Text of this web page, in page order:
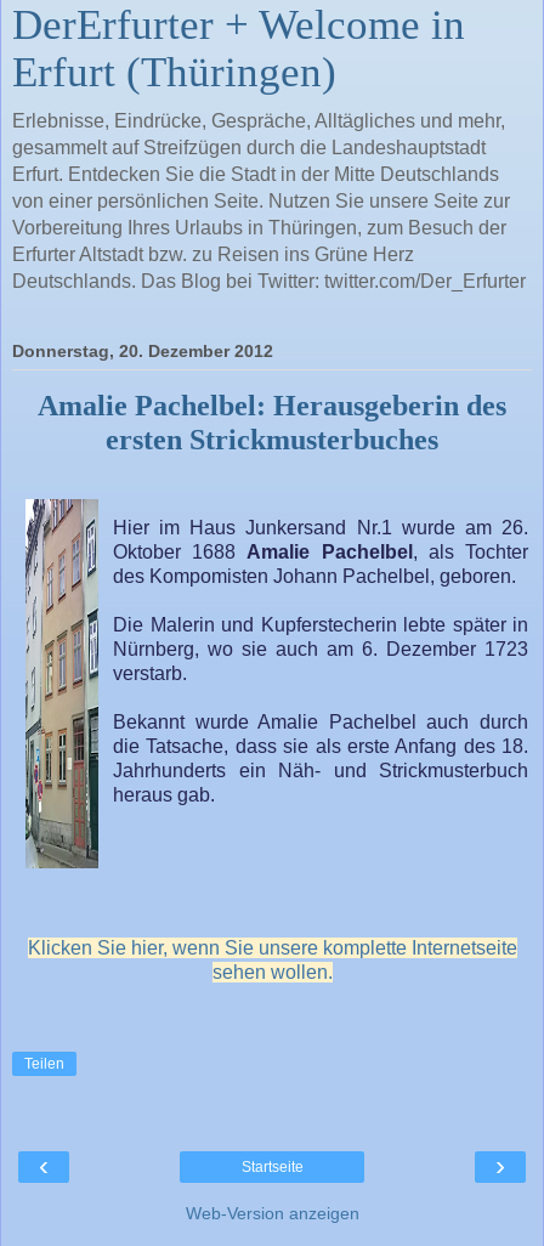
DerErfurter + Welcome in
Erfurt (Thüringen)
Erlebnisse, Eindrücke, Gespräche, Alltägliches und mehr,
gesammelt auf Streifzügen durch die Landeshauptstadt
Erfurt. Entdecken Sie die Stadt in der Mitte Deutschlands
von einer persönlichen Seite. Nutzen Sie unsere Seite zur
Vorbereitung Ihres Urlaubs in Thüringen, zum Besuch der
Erfurter Altstadt bzw. zu Reisen ins Grüne Herz
Deutschlands. Das Blog bei Twitter: twitter.com/Der_Erfurter
Donnerstag, 20. Dezember 2012
Amalie Pachelbel: Herausgeberin des
ersten Strickmusterbuches
Hier im Haus Junkersand Nr.1 wurde am 26.
Oktober 1688 Amalie Pachelbel , als Tochter
des Kompomisten Johann Pachelbel, geboren.
Die Malerin und Kupferstecherin lebte später in
Nürnberg, wo sie auch am 6. Dezember 1723
verstarb.
Bekannt wurde Amalie Pachelbel auch durch
die Tatsache, dass sie als erste Anfang des 18.
Jahrhunderts ein Näh- und Strickmusterbuch
heraus gab.
Klicken Sie hier, wenn Sie unsere komplette Internetseite
sehen wollen.
Teilen
‹ ›
Startseite
Web-Version anzeigen